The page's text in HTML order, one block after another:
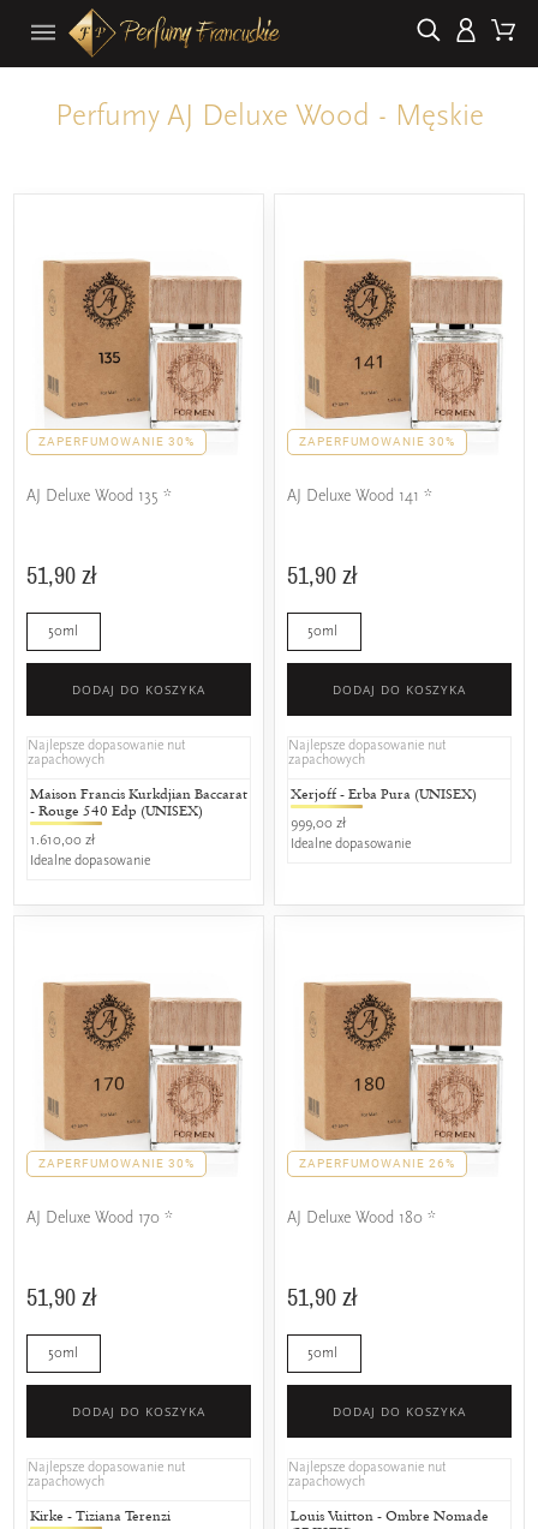
Perfumy AJ Deluxe Wood - Męskie
ZAPERFUMOWANIE 30%
AJ Deluxe Wood 135 *
51,90 zł
50ml
DODAJ DO KOSZYKA
Najlepsze dopasowanie nut
zapachowych
Maison Francis Kurkdjian Baccarat
- Rouge 540 Edp (UNISEX)
1.610,00 zł
Idealne dopasowanie
ZAPERFUMOWANIE 30%
AJ Deluxe Wood 141 *
51,90 zł
50ml
DODAJ DO KOSZYKA
Najlepsze dopasowanie nut
zapachowych
Xerjoff - Erba Pura (UNISEX)
999,00 zł
Idealne dopasowanie
ZAPERFUMOWANIE 30%
AJ Deluxe Wood 170 *
51,90 zł
50ml
DODAJ DO KOSZYKA
Najlepsze dopasowanie nut
zapachowych
Kirke - Tiziana Terenzi
ZAPERFUMOWANIE 26%
AJ Deluxe Wood 180 *
51,90 zł
50ml
DODAJ DO KOSZYKA
Najlepsze dopasowanie nut
zapachowych
Louis Vuitton - Ombre Nomade